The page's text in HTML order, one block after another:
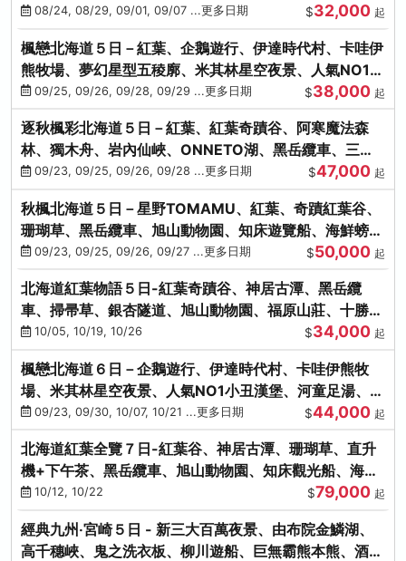
飽08/24, 08/29, 09/01, 09/07 ...更多日期 $32,000 起
楓戀北海道５日－紅葉、企鵝遊行、伊達時代村、卡哇伊
熊牧場、夢幻星型五稜廓、米其林星空夜景、人氣NO1小
丑漢堡、洞爺花火
09/25, 09/26, 09/28, 09/29 ...更多日期 $38,000 起
逐秋楓彩北海道５日－紅葉、紅葉奇蹟谷、阿寒魔法森
林、獨木舟、岩內仙峽、ONNETO湖、黑岳纜車、三國
峠、豐平峽、螃蟹溫泉
09/23, 09/25, 09/26, 09/28 ...更多日期 $47,000 起
秋楓北海道５日－星野TOMAMU、紅葉、奇蹟紅葉谷、
珊瑚草、黑岳纜車、旭山動物園、知床遊覽船、海鮮螃蟹
和牛吃到飽
09/23, 09/25, 09/26, 09/27 ...更多日期 $50,000 起
北海道紅葉物語５日-紅葉奇蹟谷、神居古潭、黑岳纜
車、掃帚草、銀杏隧道、旭山動物園、福原山莊、十勝牧
場、冰的美術館
10/05, 10/19, 10/26 $34,000 起
楓戀北海道６日－企鵝遊行、伊達時代村、卡哇伊熊牧
場、米其林星空夜景、人氣NO1小丑漢堡、河童足湯、奇
幻燈遊步道、洞爺花火
09/23, 09/30, 10/07, 10/21 ...更多日期 $44,000 起
北海道紅葉全覽７日-紅葉谷、神居古潭、珊瑚草、直升
機+下午茶、黑岳纜車、旭山動物園、知床觀光船、海膽
涮涮鍋(不進免稅店)
10/12, 10/22 $79,000 起
經典九州‧宮崎５日 - 新三大百萬夜景、由布院金鱗湖、
高千穗峽、鬼之洗衣板、柳川遊船、巨無霸熊本熊、酒造